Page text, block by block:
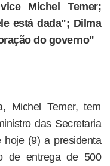
Michel Temer;
está dada"; Dilma
do governo"
Michel Temer, tem
das Secretaria
hoje (9) a presidenta
de entrega de 500